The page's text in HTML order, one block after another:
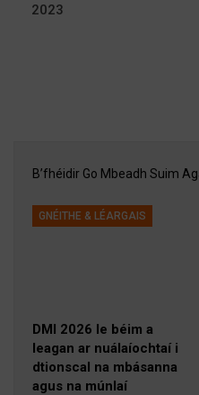
2023
B’fhéidir Go Mbeadh Suim
GNÉITHE & LÉARGAIS
DMI 2026 le béim a
leagan ar nuálaíochtaí i
dtionscal na mbásanna
agus na múnlaí